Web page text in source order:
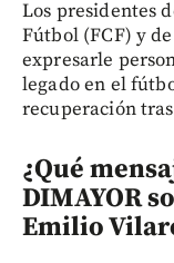
Los presidentes
Fútbol (FCF) y
expresarle
legado en el
recuperación
¿Qué
DIMAYOR
Emilio